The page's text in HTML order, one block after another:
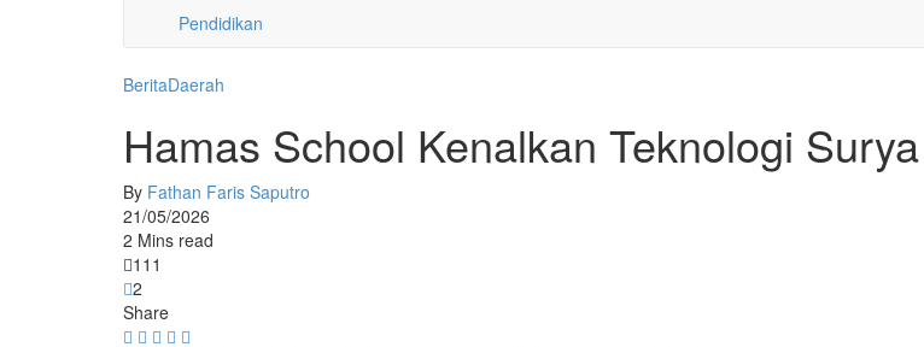
Pendidikan
BeritaDaerah
Hamas School Kenalkan Teknologi
By Fathan Faris Saputro
21/05/2026
2 Mins read
111
2
Share